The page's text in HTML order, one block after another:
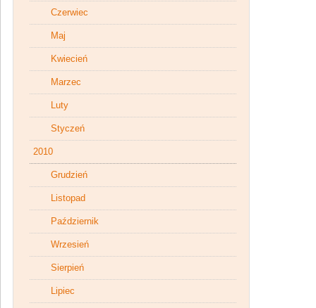
Czerwiec
Maj
Kwiecień
Marzec
Luty
Styczeń
2010
Grudzień
Listopad
Październik
Wrzesień
Sierpień
Lipiec